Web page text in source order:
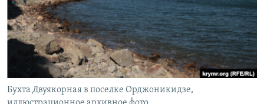
ПОБЕДИТЕЛЕЙ НЕ СУДЯТ?
КРЫМ.НЕПОКОРЕННЫЙ
ELIFBE
УКРАИНСКАЯ ПРОБЛЕМА КРЫМА
ПРИСОЕДИНЯЙТЕСЬ!
Все сайты RFE/RL
Бухта Двуякорная в поселке Орджоникидзе,